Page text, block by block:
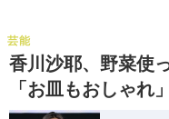
香川沙耶、野菜使
「お皿もおしゃれ」
芸能